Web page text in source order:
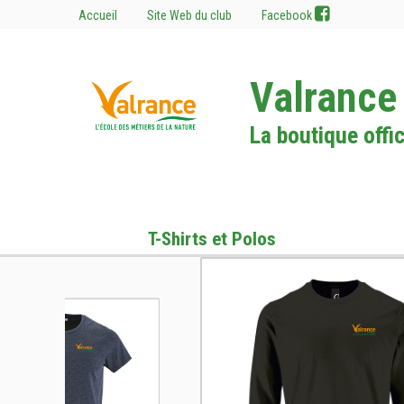
Accueil Site Web du club Facebook
Valrance
La boutique
T-Shirts et Polos